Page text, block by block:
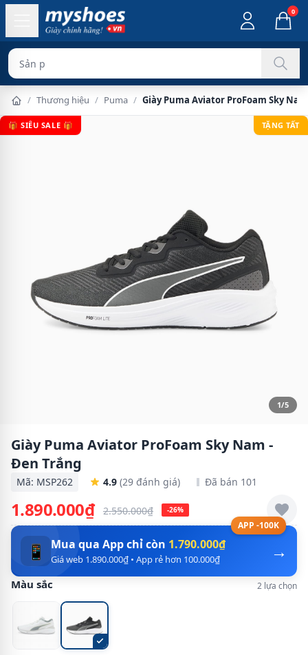
0
Sản phẩm chính
/ Thương hiệu / Puma / Giày Puma Aviator ProFoam Sky
🎁 SIÊU SALE 🎁 TẶNG TẤT
1/5
Giày Puma Aviator ProFoam Sky Nam -
Đen Trắng
Mã: MSP262 4.9 (29 đánh giá) Đã bán 101
1.890.000₫ 2.550.000₫ -26%
APP -100K
→
📱 Mua qua App chỉ còn 1.790.000₫
Giá web 1.890.000₫ • App rẻ hơn 100.000₫
Màu sắc 2 lựa chọn